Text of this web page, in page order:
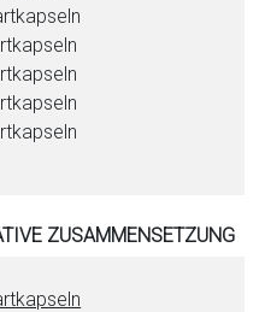
ZUSAMMENSETZUNG